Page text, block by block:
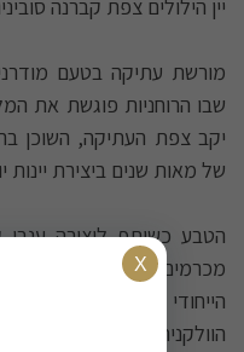
יין הילולים צפת קברנה
מורשת עתיקה בטעם
שבו הרוחניות פוגשת את
יקב צפת העתיקה, השוכן
של מאות שנים ביצירת יינות
הטבע כשותף ליצירה ענבי
מכרמים הגדלים ברום
הייחודי של הגליל
הוולקנית - מעניקים לענבים